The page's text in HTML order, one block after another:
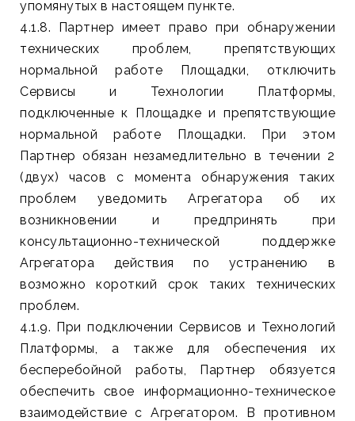
упомянутых в настоящем пункте.
4.1.8. Партнер имеет право при обнаружении
технических проблем, препятствующих
нормальной работе Площадки, отключить
Сервисы и Технологии Платформы,
подключенные к Площадке и препятствующие
нормальной работе Площадки. При этом
Партнер обязан незамедлительно в течении 2
(двух) часов с момента обнаружения таких
проблем уведомить Агрегатора об их
возникновении и предпринять при
консультационно-технической поддержке
Агрегатора действия по устранению в
возможно короткий срок таких технических
проблем.
4.1.9. При подключении Сервисов и Технологий
Платформы, а также для обеспечения их
бесперебойной работы, Партнер обязуется
обеспечить свое информационно-техническое
взаимодействие с Агрегатором. В противном